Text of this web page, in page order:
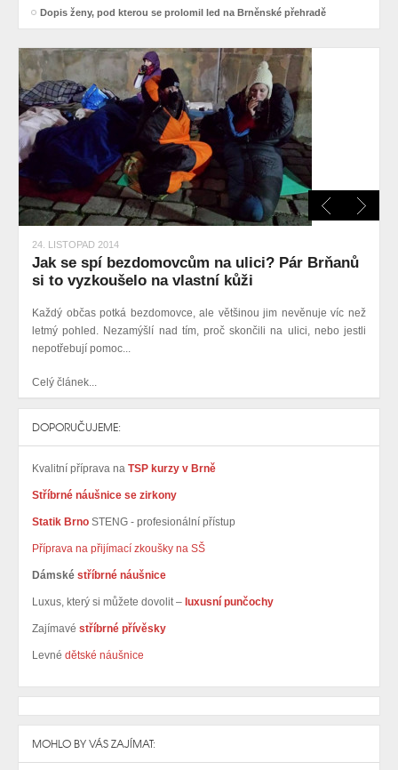
Dopis ženy, pod kterou se prolomil led na Brněnské přehradě
24. LISTOPAD 2014
Jak se spí bezdomovcům na ulici? Pár Brňanů
si to vyzkoušelo na vlastní kůži
Každý občas potká bezdomovce, ale většinou jim nevěnuje víc než
letmý pohled. Nezamýšlí nad tím, proč skončili na ulici, nebo jestli
nepotřebují pomoc...
Celý článek...
DOPORUČUJEME:
Kvalitní příprava na TSP kurzy v Brně
Stříbrné náušnice se zirkony
Statik Brno STENG - profesionální přístup
Příprava na přijímací zkoušky na SŠ
Dámské stříbrné náušnice
Luxus, který si můžete dovolit – luxusní punčochy
Zajímavé stříbrné přívěsky
Levné dětské náušnice
MOHLO BY VÁS ZAJÍMAT: